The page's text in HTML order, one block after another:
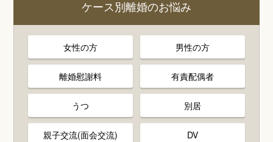
ケース別離婚のお悩み
女性の方 男性の方
離婚慰謝料 有責配偶者
うつ 別居
親子交流(面会交流) DV